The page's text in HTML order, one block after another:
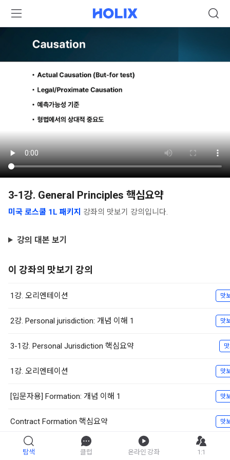
3-1강. General Principles 핵심요약
미국 로스쿨 1L 패키지 강좌의 맛보기 강의입니다.
강의 대본 보기
이 강좌의 맛보기 강의
1강. 오리엔테이션 맛
2강. Personal jurisdiction: 개념 이해 1 맛
3-1강. Personal Jurisdiction 핵심요약
1강. 오리엔테이션 맛
[입문자용] Formation: 개념 이해 1 맛
Contract Formation 핵심요약 맛
[법전공자용] Defense
탐색 클럽 온라인 강좌 1:1